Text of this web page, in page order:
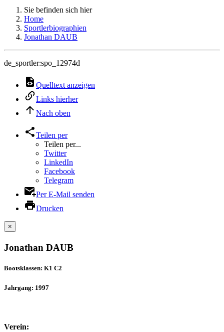
Sie befinden sich hier
Home
Sportlerbiographien
Jonathan DAUB
de_sportler:spo_12974d
Quelltext anzeigen
Links hierher
Nach oben
Teilen per
Teilen per...
Twitter
LinkedIn
Facebook
Telegram
Per E-Mail senden
Drucken
×
Jonathan DAUB
Bootsklassen: K1 C2
Jahrgang: 1997
Verein: